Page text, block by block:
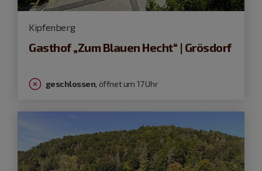
Kipfenberg
Gasthof „Zum Blauen Hecht“ | Grösdorf
geschlossen, öffnet um 17 Uhr